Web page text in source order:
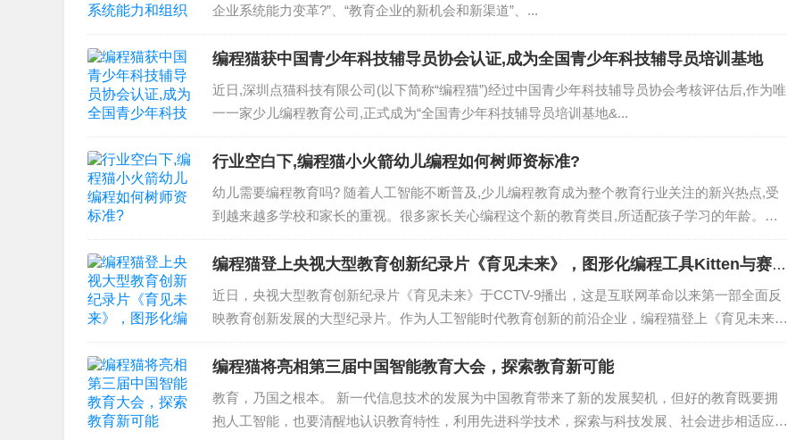
企业系统能力变革?”、“教育企业的新机会和新渠道”、...
编程猫获中国青少年科技辅导员协会认证,成为全国青少年科技辅导员培训基地
近日,深圳点猫科技有限公司(以下简称“编程猫”)经过中国青少年科技辅导员协会考核评估后,作为唯
一一家少儿编程教育公司,正式成为“全国青少年科技辅导员培训基地&...
行业空白下,编程猫小火箭幼儿编程如何树师资标准?
幼儿需要编程教育吗? 随着人工智能不断普及,少儿编程教育成为整个教育行业关注的新兴热点,受
到越来越多学校和家长的重视。很多家长关心编程这个新的教育类目,所适配孩子学习的年龄。
但...
编程猫登上央视大型教育创新纪录片《育见未来》，图形化编程工具Kitten与赛事
助推教育创新发展
近日，央视大型教育创新纪录片《育见未来》于CCTV-9播出，这是互联网革命以来第一部全面反
映教育创新发展的大型纪录片。作为人工智能时代教育创新的前沿企业，编程猫登上《育见未来》
纪录片，展现编程对...
编程猫将亮相第三届中国智能教育大会，探索教育新可能
教育，乃国之根本。 新一代信息技术的发展为中国教育带来了新的发展契机，但好的教育既要拥
抱人工智能，也要清醒地认识教育特性，利用先进科学技术，探索与科技发展、社会进步相适应的